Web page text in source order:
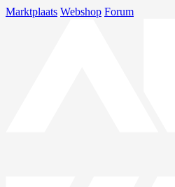
Marktplaats Webshop Forum